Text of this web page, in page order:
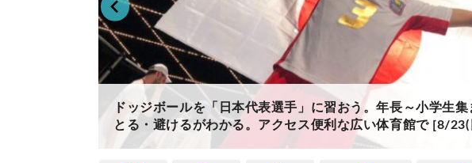
ドッジボールを「日本代表選手」に習おう。年長～小学生
とる・避けるがわかる。アクセス便利な広い体育館で [8/